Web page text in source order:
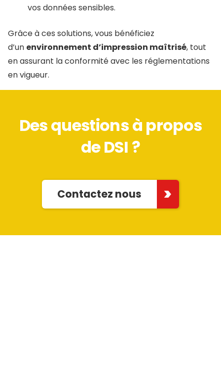
vos données sensibles.
Grâce à ces solutions, vous bénéficiez
d’un environnement d’impression maîtrisé, tout
en assurant la conformité avec les réglementations
en vigueur.
Des questions à propos
de DSI ?
Contactez nous